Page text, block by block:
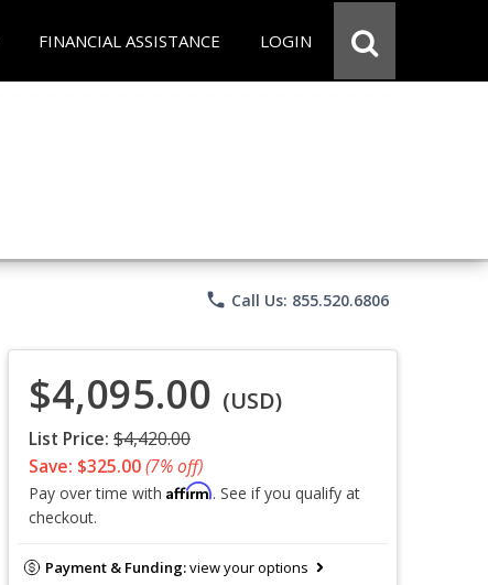
FINANCIAL ASSISTANCE LOGIN
phone Call Us: 855.520.6806
$4,095.00 (USD)
List Price: $4,420.00
Save: $325.00(7% off)
Pay over time with Affirm. See if you qualify at
checkout.
Payment & Funding:view your options